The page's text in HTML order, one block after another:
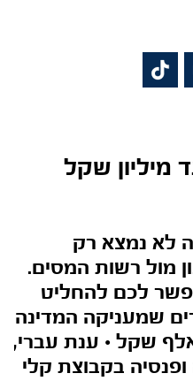
מיליון שקל
לא נמצא רק
מול רשות המסים.
לכם להחליט
שמעניקה המדינה
ענת עברי,
בקבוצת קלי